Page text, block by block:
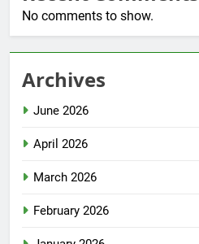
No comments to show.
Archives
June 2026
April 2026
March 2026
February 2026